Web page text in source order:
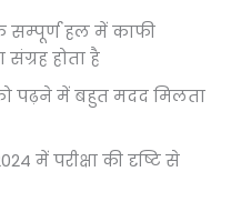
सम्पूर्ण हल में काफी
संग्रह होता है
पढ़ने में बहुत मदद मिलता
में परीक्षा की दृष्टि से